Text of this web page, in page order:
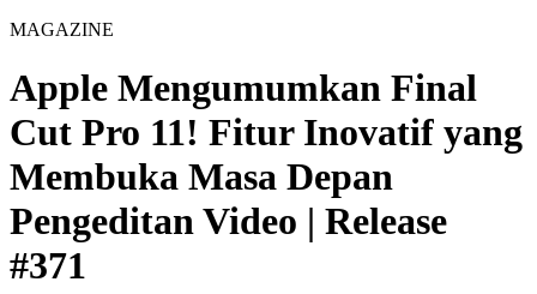
MAGAZINE
Apple Mengumumkan Final
Cut Pro 11! Fitur Inovatif yang
Membuka Masa Depan
Pengeditan Video | Release
#371